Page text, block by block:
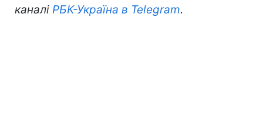
каналі РБК-Україна в Telegram.